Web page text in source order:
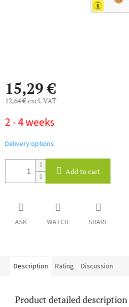
15,29 €
12,64 € excl. VAT
price:
2 - 4 weeks
Delivery options
Add to cart
ASK WATCH SHARE
Description Rating Discussion
Product detailed description